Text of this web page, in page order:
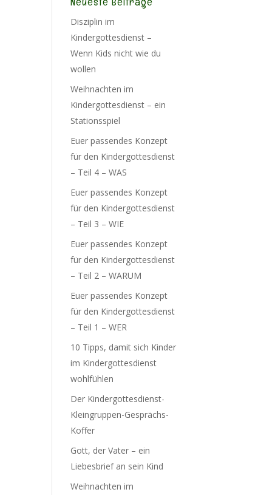
Disziplin im
Kindergottesdienst –
Wenn Kids nicht wie du
wollen
Weihnachten im
Kindergottesdienst – ein
Stationsspiel
Euer passendes Konzept
für den Kindergottesdienst
– Teil 4 – WAS
Euer passendes Konzept
für den Kindergottesdienst
– Teil 3 – WIE
Euer passendes Konzept
für den Kindergottesdienst
– Teil 2 – WARUM
Euer passendes Konzept
für den Kindergottesdienst
– Teil 1 – WER
10 Tipps, damit sich Kinder
im Kindergottesdienst
wohlfühlen
Der Kindergottesdienst-
Kleingruppen-Gesprächs-
Koffer
Gott, der Vater – ein
Liebesbrief an sein Kind
Weihnachten im